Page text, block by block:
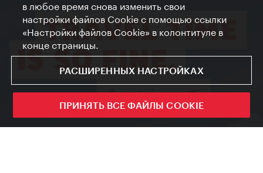
в любое время снова изменить свои
настройки файлов Cookie с помощью ссылки
«Настройки файлов Cookie» в колонтитуле в
конце страницы.
РАСШИРЕННЫХ НАСТРОЙКАХ
ПРИНЯТЬ ВСЕ ФАЙЛЫ COOKIE